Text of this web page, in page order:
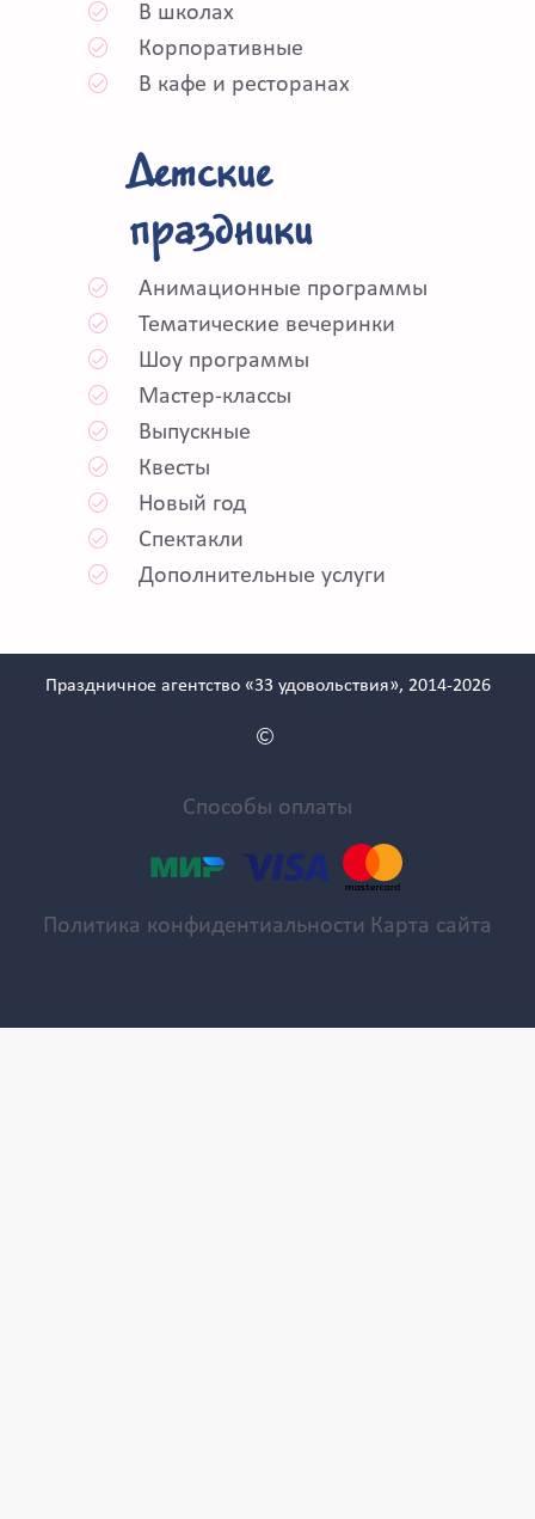
Детские
праздники
Анимационные программы
Тематические вечеринки
Шоу программы
Мастер-классы
Выпускные
Квесты
Новый год
Спектакли
Дополнительные услуги
В школах
Корпоративные
В кафе и ресторанах
Праздничное агентство «33 удовольствия», 2014-2026
Способы оплаты
Политика конфидентиальности Карта сайта